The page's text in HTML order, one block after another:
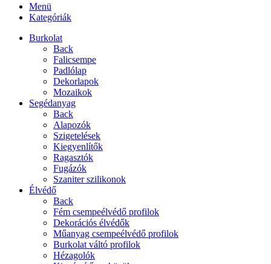
Menü
Kategóriák
Burkolat
Back
Falicsempe
Padlólap
Dekorlapok
Mozaikok
Segédanyag
Back
Alapozók
Szigetelések
Kiegyenlítők
Ragasztók
Fugázók
Szaniter szilikonok
Élvédő
Back
Fém csempeélvédő profilok
Dekorációs élvédők
Műanyag csempeélvédő profilok
Burkolat váltó profilok
Hézagolók